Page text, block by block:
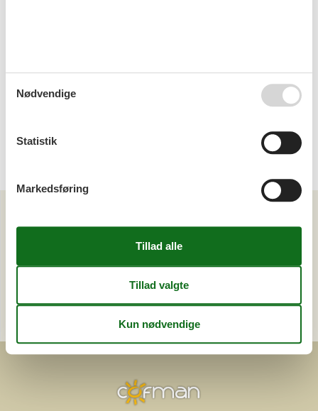
Hämeenlinna
Emne nr.:319-FI6050.660.1
Ring (+45) 7877 0427
Man. - fre. 10.00-16.00
og få et hurtigt svar, alle dage
Nødvendige
Statistik
Markedsføring